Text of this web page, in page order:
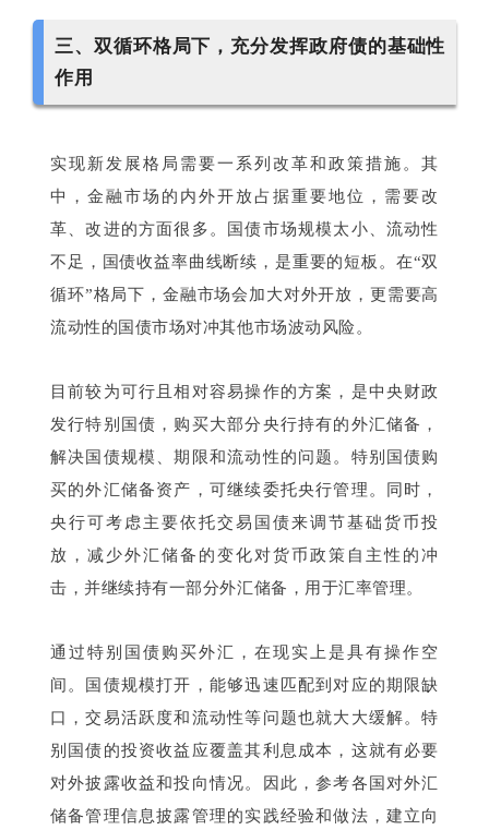
三、双循环格局下，充分发挥政府债的基础性
作用
实现新发展格局需要一系列改革和政策措施。其
中，金融市场的内外开放占据重要地位，需要改
革、改进的方面很多。国债市场规模太小、流动性
不足，国债收益率曲线断续，是重要的短板。在“双
循环”格局下，金融市场会加大对外开放，更需要高
流动性的国债市场对冲其他市场波动风险。
目前较为可行且相对容易操作的方案，是中央财政
发行特别国债，购买大部分央行持有的外汇储备，
解决国债规模、期限和流动性的问题。特别国债购
买的外汇储备资产，可继续委托央行管理。同时，
央行可考虑主要依托交易国债来调节基础货币投
放，减少外汇储备的变化对货币政策自主性的冲
击，并继续持有一部分外汇储备，用于汇率管理。
通过特别国债购买外汇，在现实上是具有操作空
间。国债规模打开，能够迅速匹配到对应的期限缺
口，交易活跃度和流动性等问题也就大大缓解。特
别国债的投资收益应覆盖其利息成本，这就有必要
对外披露收益和投向情况。因此，参考各国对外汇
储备管理信息披露管理的实践经验和做法，建立向